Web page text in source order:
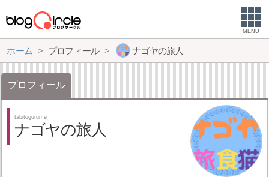
MENU
ホーム プロフィール ナゴヤの旅人
プロフィール
tabitogurume
ナゴヤの旅人